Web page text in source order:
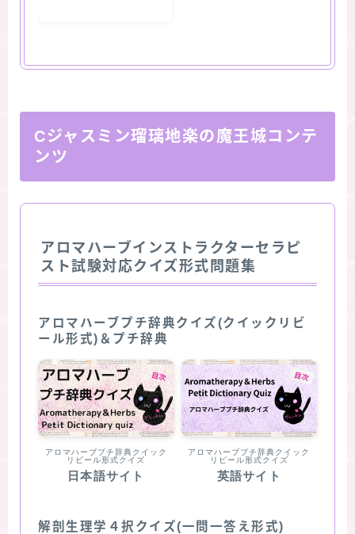
Cジャスミン瑠璃地楽の魔王城コンテ
ンツ
アロマハーブインストラクターセラピ
スト試験対応クイズ形式問題集
アロマハーブプチ辞典クイズ(クイックリビ
ール形式)＆プチ辞典
アロマハーブプチ辞典クイック
リビール形式クイズ
日本語サイト
アロマハーブプチ辞典クイック
リビール形式クイズ
英語サイト
解剖生理学４択クイズ(一問一答え形式)